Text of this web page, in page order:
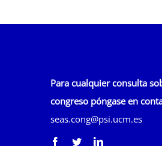
Para cualquier consulta
congreso póngase en
seas.cong@psi.ucm.es